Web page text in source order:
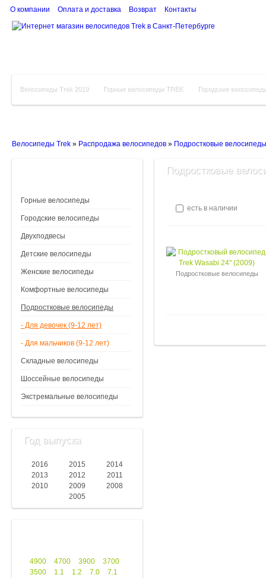
О компании Оплата и доставка Возврат Контакты
Велосипеды Trek 2019 Горные велосипеды TREK Городские
Велосипеды Trek » Распродажа велосипедов » Подростковые велосипеды
Горные велосипеды
Городские велосипеды
Двухподвесы
Детские велосипеды
Женские велосипеды
Комфортные велосипеды
Подростковые велосипеды
- Для девочек (9-12 лет)
- Для мальчиков (9-12 лет)
Складные велосипеды
Шоссейные велосипеды
Экстремальные велосипеды
Год выпуска
2016 2015
2014
2013
2012
2011
2010
2009
2008
2005
4900 4700 3900
3700
3500
1.1 1.2 7.0
7.1
Подростковые
есть в наличии
Подростковые велосипеды